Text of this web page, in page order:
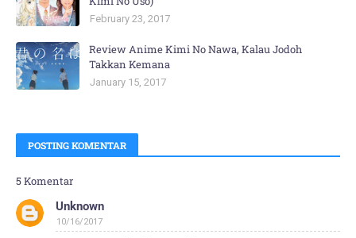
February 23, 2017
Review Anime Kimi No Nawa, Kalau Jodoh
Takkan Kemana
January 15, 2017
POSTING KOMENTAR
5 Komentar
Unknown
10/16/2017